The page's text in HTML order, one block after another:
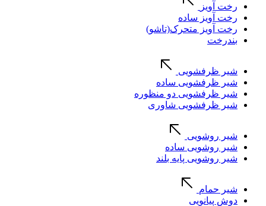
رخت آویز
رخت آویز ساده
رخت آویز متحرک(تاشو)
بندرخت
شیر ظرفشویی
شیر ظرفشویی ساده
شیر ظرفشویی دو منظوره
شیر ظرفشویی شاوری
شیر روشویی
شیر روشویی ساده
شیر روشویی پایه بلند
شیر حمام
دوش پیانویی